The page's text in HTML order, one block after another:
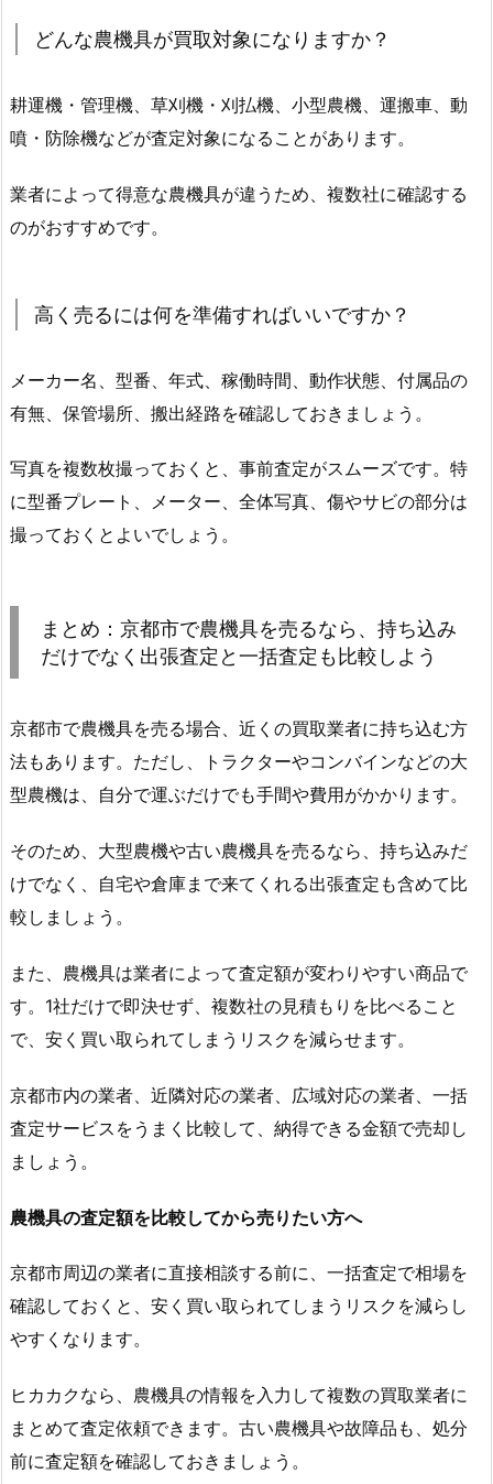
どんな農機具が買取対象になりますか？
耕運機・管理機、草刈機・刈払機、小型農機、運搬車、動
噴・防除機などが査定対象になることがあります。
業者によって得意な農機具が違うため、複数社に確認する
のがおすすめです。
高く売るには何を準備すればいいですか？
メーカー名、型番、年式、稼働時間、動作状態、付属品の
有無、保管場所、搬出経路を確認しておきましょう。
写真を複数枚撮っておくと、事前査定がスムーズです。特
に型番プレート、メーター、全体写真、傷やサビの部分は
撮っておくとよいでしょう。
まとめ：京都市で農機具を売るなら、持ち込み
だけでなく出張査定と一括査定も比較しよう
京都市で農機具を売る場合、近くの買取業者に持ち込む方
法もあります。ただし、トラクターやコンバインなどの大
型農機は、自分で運ぶだけでも手間や費用がかかります。
そのため、大型農機や古い農機具を売るなら、持ち込みだ
けでなく、自宅や倉庫まで来てくれる出張査定も含めて比
較しましょう。
また、農機具は業者によって査定額が変わりやすい商品で
す。1社だけで即決せず、複数社の見積もりを比べること
で、安く買い取られてしまうリスクを減らせます。
京都市内の業者、近隣対応の業者、広域対応の業者、一括
査定サービスをうまく比較して、納得できる金額で売却し
ましょう。
農機具の査定額を比較してから売りたい方へ
京都市周辺の業者に直接相談する前に、一括査定で相場を
確認しておくと、安く買い取られてしまうリスクを減らし
やすくなります。
ヒカカクなら、農機具の情報を入力して複数の買取業者に
まとめて査定依頼できます。古い農機具や故障品も、処分
前に査定額を確認しておきましょう。